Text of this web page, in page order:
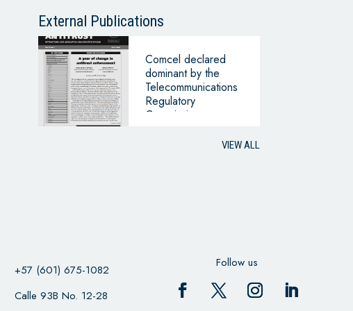
BUSINESS
External Publications
Comcel declared
dominant by the
Telecommunications
Regulatory
Commission
VIEW ALL
+57 (601) 675-1082
Calle 93B No. 12-28
Follow us